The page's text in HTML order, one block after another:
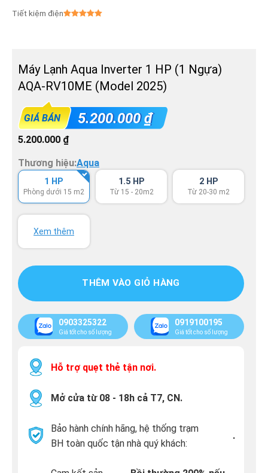
Tiết kiệm điện
Máy Lạnh Aqua Inverter 1 HP (1 Ngựa)
AQA-RV10ME (Model 2025)
GIÁ BÁN 5.200.000₫
5.200.000 ₫
Thương hiệu:Aqua
1 HP
Phòng dưới 15 m2
1.5 HP
Từ 15 - 20m2
2 HP
Từ 20-30 m2
Xem thêm
THÊM VÀO GIỎ HÀNG
0903325322
Giá tốt cho số lượng
0919100195
Giá tốt cho số lượng
Hỗ trợ quẹt thẻ tận nơi.
Mở cửa từ 08 - 18h cả T7, CN.
Bảo hành chính hãng, hệ thống trạm
BH toàn quốc tận nhà quý khách:
.